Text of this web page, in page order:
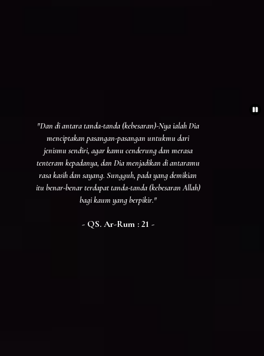
"Dan di antara tanda-tanda (kebesaran)-Nya ialah Dia
menciptakan pasangan-pasangan untukmu dari
jenismu sendiri, agar kamu cenderung dan merasa
tenteram kepadanya, dan Dia menjadikan di antaramu
rasa kasih dan sayang. Sungguh, pada yang demikian
itu benar-benar terdapat tanda-tanda (kebesaran Allah)
bagi kaum yang berpikir."
- QS. Ar-Rum : 21 -